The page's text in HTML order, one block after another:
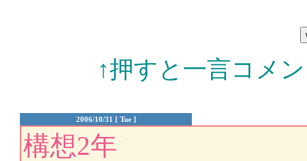
↑押すと一言コメ
2006/10/31 [ Tue ]
構想2年